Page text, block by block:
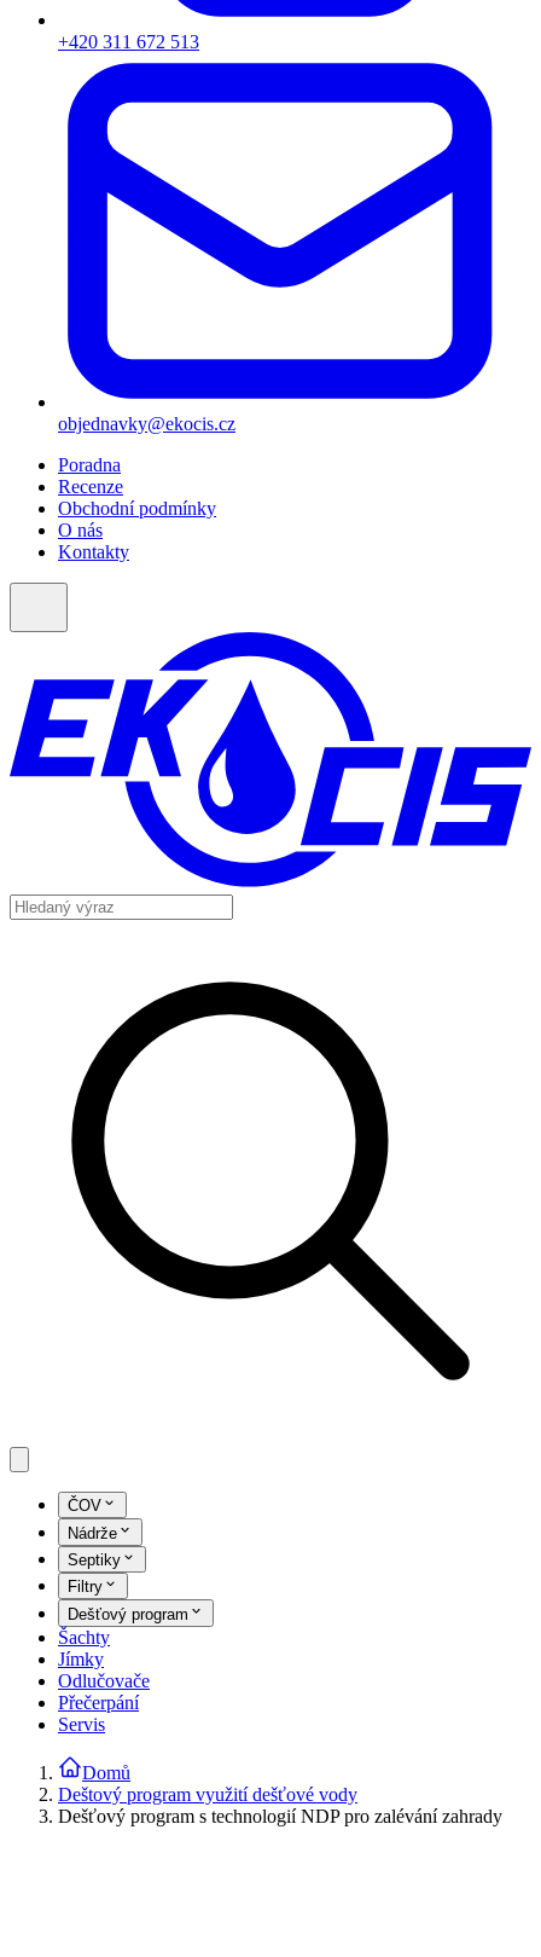
+420 311 672 513
objednavky@ekocis.cz
Poradna
Recenze
Obchodní podmínky
O nás
Kontakty
ČOV
Nádrže
Septiky
Filtry
Dešťový program
Šachty
Jímky
Odlučovače
Přečerpání
Servis
Domů
Deštový program využití dešťové vody
Dešťový program s technologií NDP pro zalévání zahrady